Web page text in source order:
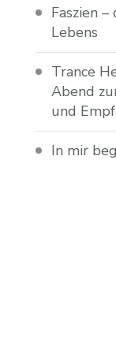
Faszien
Lebens
Trance
Abend
und
In mir